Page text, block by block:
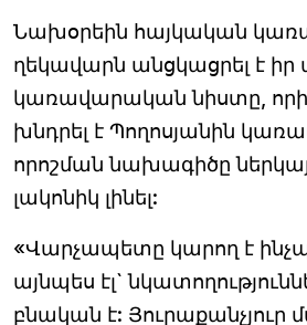
Նախօրեին հայկական
ղեկավարն անցկացրել է իր
կառավարական նիստը, որի
խնդրել է Պողոսյանին
որոշման նախագիծը
լակոնիկ լինել:
«Վարչապետը կարող է
այնպես էլ`
բնական է: Յուրաքանչյուր